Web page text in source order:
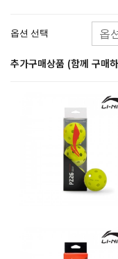
옵션 선택
추가구매상품 (함께 구매